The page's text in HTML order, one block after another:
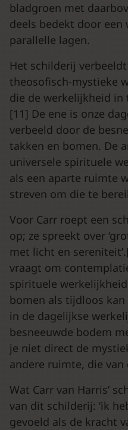
bladgroen met
deels bedekt door
parallelle lagen.
Het schilderij
theosofisch-mystieke
die de werkelijkheid in
[11] De ene is onze
verbeeld door de
takken en bomen. De
universele spirituele
als een aparte ruimte
streven om die te
Voor Carr roept een
op; ze spreekt over
met licht en
vraagt om
spirituele
bomen als tijdloos
in de dagelijkse
besneeuwde bodem
je niet direct de
andere ruimte, die van
Wat Carr van Harris’
van dit schilderij: ‘ik
gevoeld als de kracht